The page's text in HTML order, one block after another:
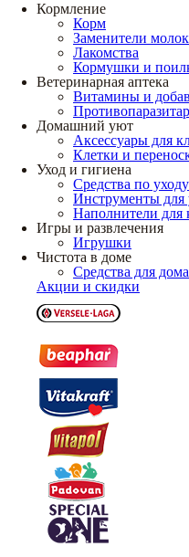
Кормление
Корм
Заменители
Лакомства
Кормушки и
Ветеринарная аптека
Витамины и
Домашний уют
Аксессуары для
Клетки и
Уход и гигиена
Средства по уходу
Инструменты для
Наполнители для
Игры и развлечения
Игрушки
Чистота в доме
Средства для
Акции и скидки